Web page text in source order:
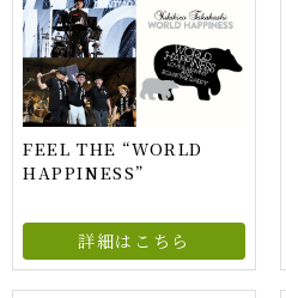
FEEL THE “WORLD
HAPPINESS”
詳細はこちら